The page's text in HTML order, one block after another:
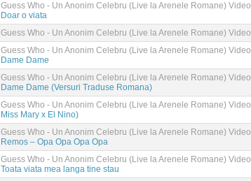
Guess Who - Un Anonim Celebru (Live la Arenele Romane) Video
Doar o viata
Guess Who - Un Anonim Celebru (Live la Arenele Romane) Video
Guess Who - Un Anonim Celebru (Live la Arenele Romane) Video
Dame Dame
Guess Who - Un Anonim Celebru (Live la Arenele Romane) Video
Dame Dame (Versuri Traduse Romana)
Guess Who - Un Anonim Celebru (Live la Arenele Romane) Video
Miss Mary x El Nino)
Guess Who - Un Anonim Celebru (Live la Arenele Romane) Video
Remos – Opa Opa Opa Opa
Guess Who - Un Anonim Celebru (Live la Arenele Romane) Video
Toata viata mea langa tine stau